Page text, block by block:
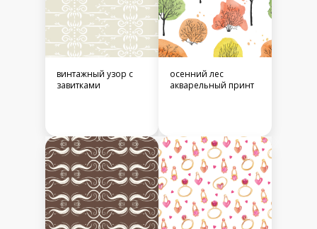
винтажный узор с
завитками
осенний лес
акварельный принт